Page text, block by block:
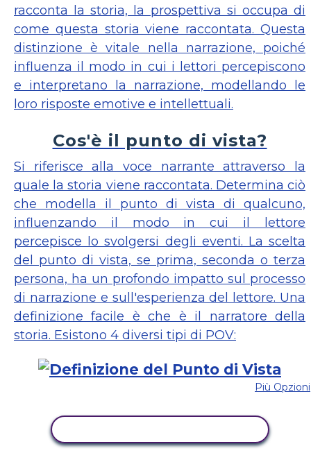
racconta la storia, la prospettiva si occupa di
come questa storia viene raccontata. Questa
distinzione è vitale nella narrazione, poiché
influenza il modo in cui i lettori percepiscono
e interpretano la narrazione, modellando le
loro risposte emotive e intellettuali.
Cos'è il punto di vista?
Si riferisce alla voce narrante attraverso la
quale la storia viene raccontata. Determina ciò
che modella il punto di vista di qualcuno,
influenzando il modo in cui il lettore
percepisce lo svolgersi degli eventi. La scelta
del punto di vista, se prima, seconda o terza
persona, ha un profondo impatto sul processo
di narrazione e sull'esperienza del lettore. Una
definizione facile è che è il narratore della
storia. Esistono 4 diversi tipi di POV:
Più Opzioni